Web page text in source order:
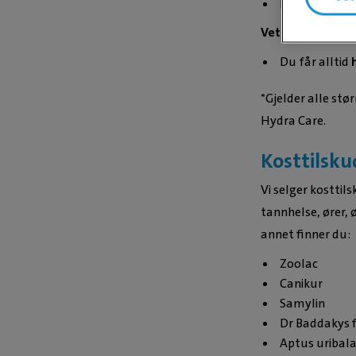
Du får alltid
Veterinærdietter:
Du får alltid
*Gjelder alle
Hydra Care.
Vi selger
tannhelse, ører,
annet finner du:
Zoolac
Canikur
Samylin
Dr Baddakys
Aptus